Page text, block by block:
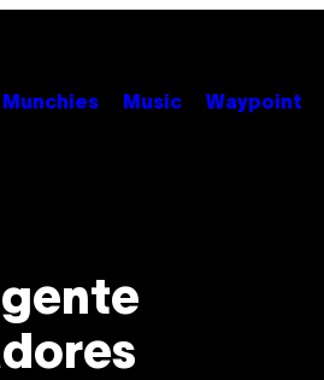
Munchies Music Waypoint